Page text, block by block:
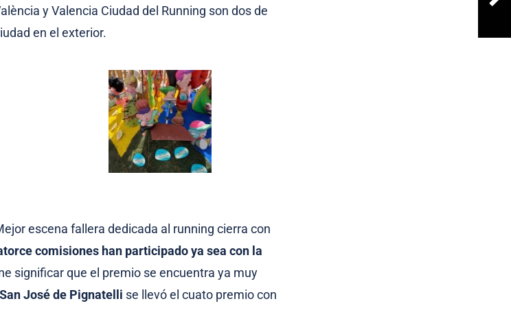
y Valencia Ciudad del Running son dos de
en el exterior.
escena fallera dedicada al running cierra con
comisiones han participado ya sea con la
significar que el premio se encuentra ya muy
San José de Pignatelli se llevó el cuato premio con